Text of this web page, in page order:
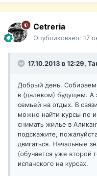
Cetreria
Опубликовано: 17
17.10.2013 в 12:29,
Добрый день.
в (далеком) будущем. А
семьей на отдых. В
можно найти курсы по
снимать жилье в
подскажите,
двигаться. Начальные
(обучается уже второй
испанского на курсах.